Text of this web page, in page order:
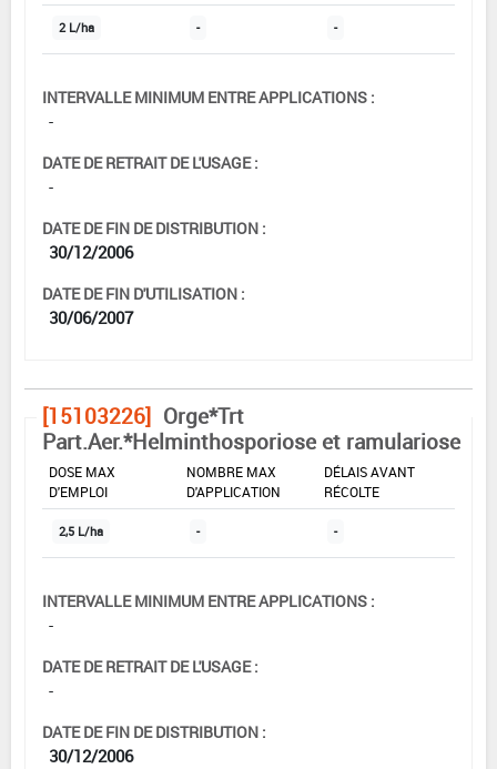
2 L/ha - -
INTERVALLE MINIMUM ENTRE APPLICATIONS :
-
DATE DE RETRAIT DE L'USAGE :
-
DATE DE FIN DE DISTRIBUTION :
30/12/2006
DATE DE FIN D'UTILISATION :
30/06/2007
[15103226] Orge*Trt
Part.Aer.*Helminthosporiose et ramulariose
DOSE MAX
D'EMPLOI
NOMBRE MAX
D'APPLICATION
DÉLAIS AVANT
RÉCOLTE
2,5 L/ha - -
INTERVALLE MINIMUM ENTRE APPLICATIONS :
-
DATE DE RETRAIT DE L'USAGE :
-
DATE DE FIN DE DISTRIBUTION :
30/12/2006